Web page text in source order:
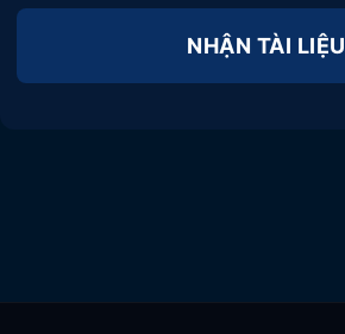
NHẬN TÀI LIỆU